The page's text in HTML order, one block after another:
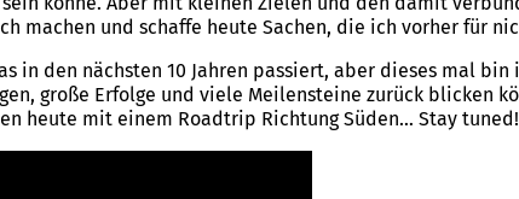
machen und schaffe heute Sachen, die ich vorher für
in den nächsten 10 Jahren passiert, aber dieses mal bin
große Erfolge und viele Meilensteine zurück blicken
heute mit einem Roadtrip Richtung Süden… Stay tuned!